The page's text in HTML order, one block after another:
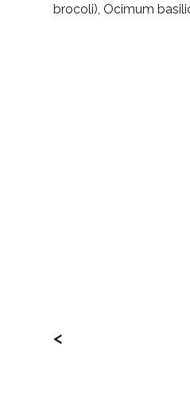
brocoli), Ocimum
<